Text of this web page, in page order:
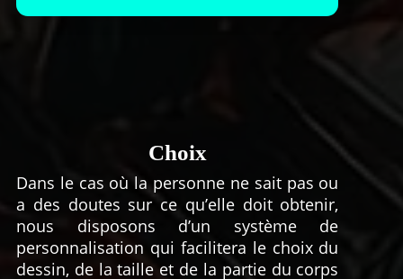
Choix
Dans le cas où la personne ne sait pas ou
a des doutes sur ce qu’elle doit obtenir,
nous disposons d’un système de
personnalisation qui facilitera le choix du
dessin, de la taille et de la partie du corps